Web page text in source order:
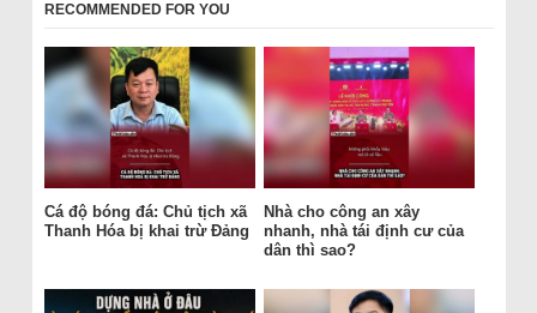
RECOMMENDED FOR YOU
Cá độ bóng đá: Chủ tịch xã
Thanh Hóa bị khai trừ Đảng
Nhà cho công an xây
nhanh, nhà tái định cư của
dân thì sao?